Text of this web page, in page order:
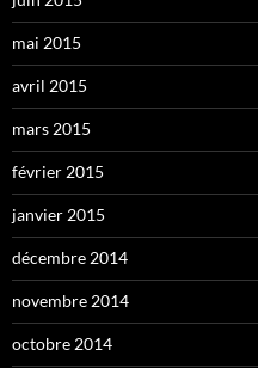
mai 2015
avril 2015
mars 2015
février 2015
janvier 2015
décembre 2014
novembre 2014
octobre 2014